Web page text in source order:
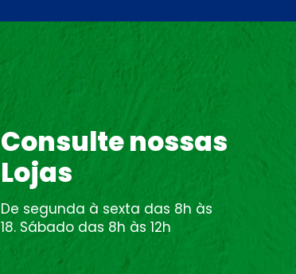
Consulte nossas
Lojas
De segunda à sexta das 8h às
18. Sábado das 8h às 12h